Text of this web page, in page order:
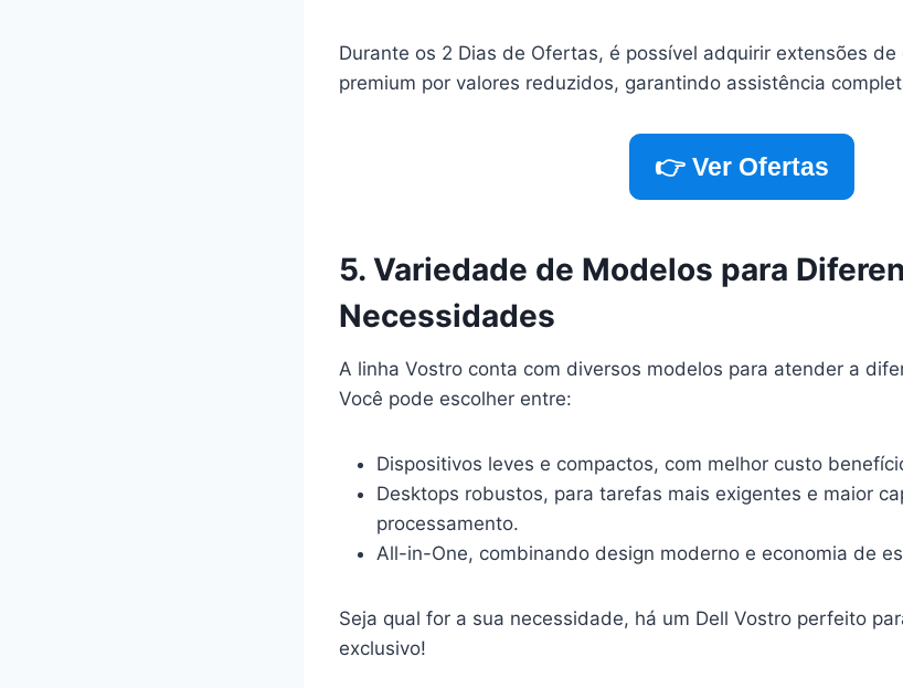
Durante os 2 Dias de Ofertas, é possível adquirir extensões
premium por valores reduzidos, garantindo assistência
👉 Ver Ofertas
5. Variedade de Modelos para
Necessidades
A linha Vostro conta com diversos modelos para atender a
Você pode escolher entre:
Dispositivos leves e compactos, com melhor custo
Desktops robustos, para tarefas mais exigentes e maior
processamento.
All-in-One, combinando design moderno e economia de
Seja qual for a sua necessidade, há um Dell Vostro perfeito
exclusivo!